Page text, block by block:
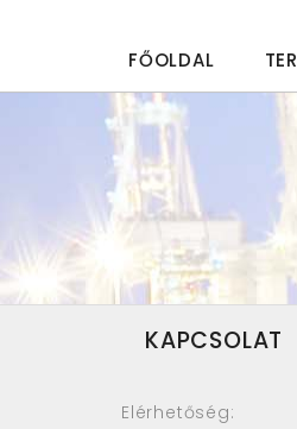
FŐOLDAL
KAPCSOLAT
Elérhetőség: